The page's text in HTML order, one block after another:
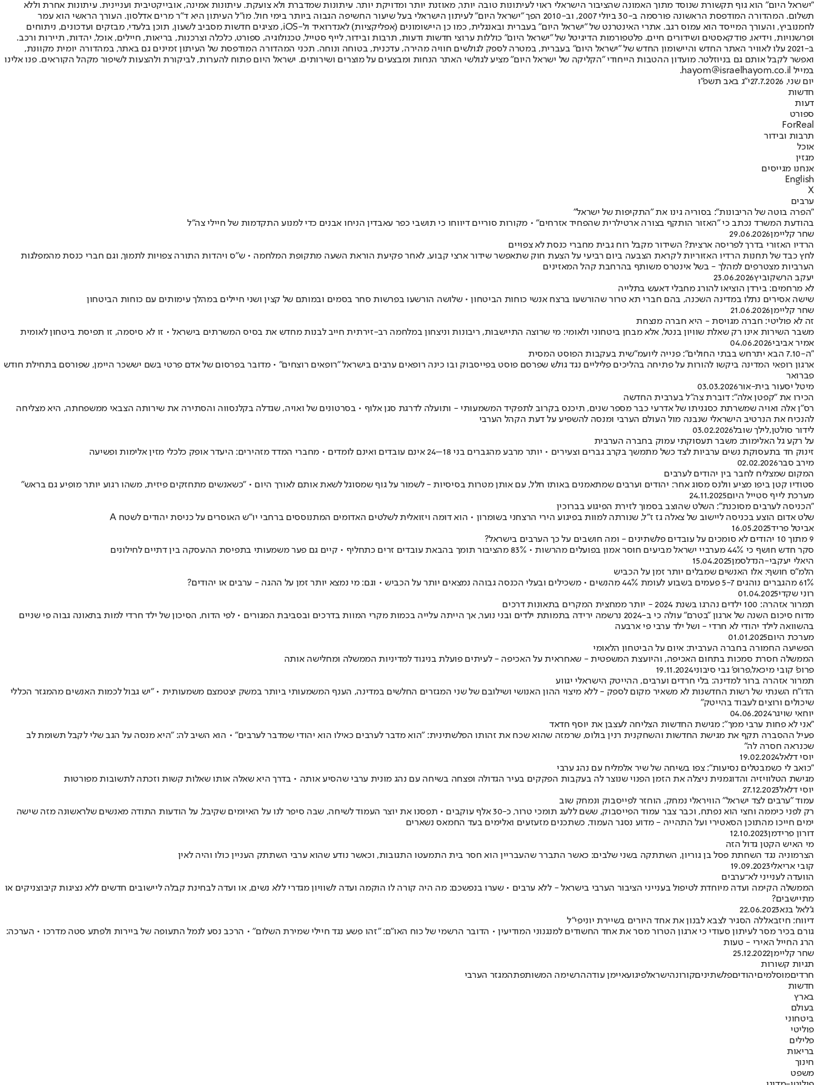
"ישראל היום" הוא גוף תקשורת שנוסד מתוך האמונה שהציבור הישראלי ראוי לעיתונות טובה יותר, מאוזנת יותר ומדויקת יותר. עיתונות שמדברת ולא צועקת. עיתונות אמינה, אובייקטיבית ועניינית. עיתונות אחרת וללא
תשלום. המהדורה המודפסת הראשונה פורסמה ב-30 ביולי 2007, וב-2010 הפך "ישראל היום" לעיתון הישראלי בעל שיעור החשיפה הגבוה ביותר בימי חול. מו"ל העיתון היא ד"ר מרים אדלסון. העורך הראשי הוא עמר
לחמנוביץ, והעורך המייסד הוא עמוס רגב. אתרי האינטרנט של "ישראל היום" בעברית ובאנגלית, כמו כן היישומונים (אפליקציות) לאנדרואיד ול-iOS, מציגים חדשות מסביב לשעון, תוכן בלעדי, מבזקים ועדכונים, ניתוחים
ופרשנויות, וידיאו, פודקאסטים ושידורים חיים. פלטפורמות הדיגיטל של "ישראל היום" כוללות ערוצי חדשות ודעות, תרבות ובידור, לייף סטייל, טכנולוגיה, ספורט, כלכלה וצרכנות, בריאות, חיילים, אוכל, יהדות, תיירות ורכב.
ב-2021 עלו לאוויר האתר החדש והיישומון החדש של "ישראל היום" בעברית, במטרה לספק לגולשים חוויה מהירה, עדכנית, בטוחה ונוחה. תכני המהדורה המודפסת של העיתון זמינים גם באתר, במהדורה יומית מקוונת,
ואפשר לקבל אותם גם בניוזלטר. מועדון ההטבות הייחודי "הקליקה של ישראל היום" מציע לגולשי האתר הנחות ומבצעים על מוצרים ושירותים. ישראל היום פתוח להערות, לביקורת ולהצעות לשיפור מקהל הקוראים. פנו אלינו
במייל hayom@israelhayom.co.il.
יום שני, 27.7.2026
י"ג באב תשפ"ו
חדשות
דעות
ספורט
ForReal
תרבות ובידור
אוכל
מגזין
אנחנו מגייסים
English
X
ערבים
"הפרה בוטה של הריבונות": בסוריה גינו את "התקיפות של ישראל"
בהודעת המשרד נכתב כי "האזור הותקף בצורה ארטילרית שהפחיד אזרחים" • מקורות סוריים דיווחו כי תושבי כפר עאבדין הניחו אבנים כדי למנוע התקדמות של חיילי צה"ל
שחר קליימן29.06.2026
הרדיו האזורי בדרך לפריסה ארצית? השידור מקבל רוח גבית מחברי כנסת לא צפויים
לחץ כבד של תחנות הרדיו האזוריות לקראת הצבעה ביום רביעי על הצעת חוק שתאפשר שידור ארצי קבוע, לאחר פקיעת הוראת השעה מתקופת המלחמה • ש״ס ויהדות התורה צפויות לתמוך, וגם חברי כנסת מהמפלגות
הערביות מצטרפים למהלך - בשל אינטרס משותף בהרחבת קהל המאזינים
יעקב הרשקוביץ23.06.2026
לא מרחמים: בירדן הוציאו להורג מחבלי דאעש בתלייה
שישה אסירים נתלו במדינה השכנה, בהם חברי תא טרור שהורשעו ברצח אנשי כוחות הביטחון • שלושה הורשעו בפרשות סחר בסמים ובמותם של קצין ושני חיילים במהלך עימותים עם כוחות הביטחון
שחר קליימן21.06.2026
זה לא פוליטי: חברה מגויסת - היא חברה מנצחת
משבר השירות אינו רק שאלת שוויון בנטל, אלא מבחן ביטחוני ולאומי: מי שרוצה התיישבות, ריבונות וניצחון במלחמה רב-זירתית חייב לבנות מחדש את בסיס המשרתים בישראל • זו לא סיסמה, זו תפיסת ביטחון לאומית
אמיר אביבי04.06.2026
"ה-7.10 הבא יתרחש בבתי החולים": פנייה ליועמ"שית בעקבות הפוסט המסית
ארגון רופאי המדינה ביקשו להורות על פתיחה בהליכים פליליים נגד גולש שפרסם פוסט בפייסבוק ובו כינה רופאים ערבים בישראל "רופאים רוצחים" • מדובר בפרסום של אדם פרטי בשם יששכר היימן, שפורסם בתחילת חודש
פברואר
מיטל יסעור בית-אור03.03.2026
הכירו את "קפטן אלה": דוברת צה"ל בערבית החדשה
רס"ן אלה ואויה שמשרתת כסגניתו של אדרעי כבר מספר שנים, תיכנס בקרוב לתפקיד המשמעותי - ותועלה לדרגת סגן אלוף • בסרטונים של ואויה, שגדלה בקלנסווה והסתירה את שירותה הצבאי ממשפחתה, היא מצליחה
להנכיח את הנרטיב הישראלי שנבנה מול העולם הערבי ומנסה להשפיע על דעת הקהל הערבי
לידור סולטן,לילך שובל03.02.2026
על רקע גל האלימות: משבר תעסוקתי עמוק בחברה הערבית
זינוק חד בתעסוקת נשים ערביות לצד כשל מתמשך בקרב גברים וצעירים • יותר מרבע מהגברים בני 18–24 אינם עובדים ואינם לומדים • מחברי המדד מזהירים: היעדר אופק כלכלי מזין אלימות ופשיעה
מירב סבר02.02.2026
המקום שמצליח לחבר בין יהודים לערבים
סטודיו קטן ביפו מציע וולנס מסוג אחר: יהודים וערבים שמתאמנים באותו חלל, עם אותן מטרות בסיסיות - לשמור על גוף שמסוגל לשאת אותם לאורך היום • "כשאנשים מתחזקים פיזית, משהו רגוע יותר מופיע גם בראש"
מערכת לייף סטייל היום24.11.2025
״הכניסה לערבים מסוכנת״: השלט שהוצב בסמוך לזירת הפיגוע בברוכין
שלט אדום הוצע בכניסה ליישוב של צאלה גז ז״ל, שנורתה למוות בפיגוע הירי הרצחני בשומרון • הוא דומה ויזואלית לשלטים האדומים המתנוססים ברחבי יו״ש האוסרים על כניסת יהודים לשטח A
אביטל פריד16.05.2025
9 מתוך 10 יהודים לא סומכים על עובדים פלשתינים - ומה חושבים על כך הערבים בישראל?
סקר חדש חושף כי 44% מערביי ישראל מביעים חוסר אמון בפועלים מהרשות • 83% מהציבור תומך בהבאת עובדים זרים כתחליף • קיים גם פער משמעותי בתפיסת ההעסקה בין דתיים לחילונים
היאלי יעקבי-הנדלסמן15.04.2025
הלמ״ס חושף: אלו האנשים שמבלים יותר זמן על הכביש
61% מהגברים נוהגים 5-7 פעמים בשבוע לעומת 44% מהנשים • משכילים ובעלי הכנסה גבוהה נמצאים יותר על הכביש • וגם: מי נמצא יותר זמן על ההגה - ערבים או יהודים?
רוני שקדי01.04.2025
תמרור אזהרה: 100 ילדים נהרגו בשנת 2024 - יותר ממחצית המקרים בתאונות דרכים
מדוח סיכום השנה של ארגון "בטרם" עולה כי ב-2024 נרשמה ירידה בתמותת ילדים ובני נוער, אך הייתה עלייה בכמות מקרי המוות בדרכים ובסביבת המגורים • לפי הדוח, הסיכון של ילד חרדי למות בתאונה גבוה פי שניים
בהשוואה לילד יהודי לא חרדי - ושל ילד ערבי פי ארבעה
מערכת היום01.01.2025
הפשיעה החמורה בחברה הערבית: איום על הביטחון הלאומי
הממשלה חסרת סמכות בתחום האכיפה, והיועצת המשפטית - שאחראית על האכיפה - לעיתים פועלת בניגוד למדיניות הממשלה ומחלישה אותה
פרופ' קובי מיכאל,פרופ' גבי סיבוני19.11.2024
תמרור אזהרה ברור למדינה: בלי חרדים וערבים, ההייטק הישראלי יגווע
הדו"ח השנתי של רשות החדשנות לא משאיר מקום לספק - ללא מיצוי ההון האנושי ושילובם של שני המגזרים החלשים במדינה, הענף המשמעותי ביותר במשק יצטמצם משמעותית • "יש גבול לכמות האנשים מהמגזר הכללי
שיכולים ורוצים לעבוד בהייטק"
יוחאי שויגר04.06.2024
"אני לא פחות ערבי ממך": מגישת החדשות הצליחה לעצבן את יוסף חדאד
פעיל ההסברה תקף את מגישת החדשות והשחקנית רנין בולוס, שרמזה שהוא שכח את זהותו הפלשתינית: "הוא מדבר לערבים כאילו הוא יהודי שמדבר לערבים" • הוא השיב לה: "היא מנסה על הגב שלי לקבל תשומת לב
שכנראה חסרה לה"
יוסי דלאל19.02.2024
"כואב לי כשמבטלים נסיעות": צפו בשיחה של שיר אלמליח עם נהג ערבי
מגישת הטלוויזיה והדוגמנית ניצלה את הזמן הפנוי שנוצר לה בעקבות הפקקים בעיר הגדולה ופצחה בשיחה עם נהג מונית ערבי שהסיע אותה • בדרך היא שאלה אותו שאלות קשות וזכתה לתשובות מפורטות
יוסי דלאל27.12.2023
עמוד "ערבים לצד ישראל" הוויראלי נמחק, הוחזר לפייסבוק ונמחק שוב
רק לפני כיממה וחצי הוא נפתח, וכבר צבר עמוד הפייסבוק, ששם ללעג תומכי טרור, כ-30 אלף עוקבים • תפסנו את יוצר העמוד לשיחה, שבה סיפר לנו על האיומים שקיבל, על הודעות התודה מאנשים שלראשונה מזה שישה
ימים חייכו מהתוכן הסאטירי ועל התהייה - מדוע נסגר העמוד, כשתכנים מזעזעים ואלימים בעד החמאס נשארים
דורון פרידמן12.10.2023
מי האיש הקטן גדול הזה
הצרמוניה נגד השחתת פסל בן גוריון, השתתקה בשני שלבים: כאשר התברר שהעבריין הוא חסר בית התמעטו התגובות, וכאשר נודע שהוא ערבי השתתק העניין כולו והיה לאין
קובי אריאלי19.09.2023
הוועדה לענייני לא־ערבים
הממשלה הקימה ועדה מיוחדת לטיפול בענייני הציבור הערבי בישראל - ללא ערבים • שערו בנפשכם: מה היה קורה לו הוקמה ועדה לשוויון מגדרי ללא נשים, או ועדה לבחינת קבלה ליישובים חדשים ללא נציגות קיבוצניקים או
מתיישבים?
ג'לאל בנא22.06.2023
דיווח: חיזבאללה הסגיר לצבא לבנון את אחד היורים בשיירת יוניפי"ל
גורם בכיר מסר לעיתון סעודי כי ארגון הטרור מסר את אחד החשודים למנגנוני המודיעין • הדובר הרשמי של כוח האו"ם: "זהו פשע נגד חיילי שמירת השלום" • הרכב נסע לנמל התעופה של ביירות ולפתע סטה מדרכו • הערכה:
הרג החייל האירי - טעות
שחר קליימן25.12.2022
תגיות קשורות
חרדיםמוסלמיםיהודיםפלשתיניםקורונהישראלפיגועאיימן עודההרשימה המשותפתהמגזר הערבי
חדשות
בארץ
בעולם
ביטחוני
פוליטי
פלילים
בריאות
חינוך
משפט